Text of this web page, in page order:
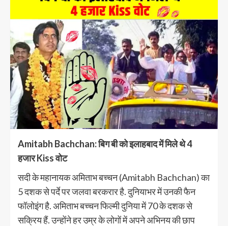
Amitabh Bachchan: बिग बी को इलाहबाद में मिले थे 4
हजार Kiss वोट
सदी के महानायक अमिताभ बच्चन (Amitabh Bachchan) का
5 दशक से पर्दे पर जलवा बरकरार है. दुनियाभर में उनकी फैन
फॉलोइंग है. अमिताभ बच्चन फिल्मी दुनिया में 70 के दशक से
सक्रिय हैं. उन्होंने हर उम्र के लोगों में अपने अभिनय की छाप